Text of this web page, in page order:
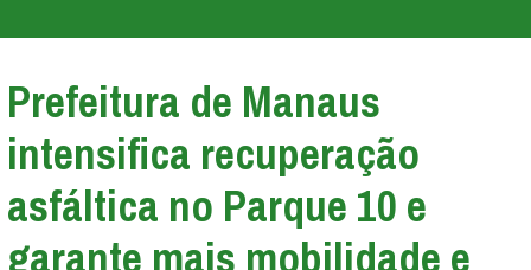
Prefeitura de Manaus
intensifica recuperação
asfáltica no Parque 10 e